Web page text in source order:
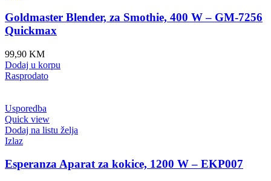
Goldmaster Blender, za Smothie, 400 W – GM-7256
Quickmax
99,90 KM
Dodaj u korpu
Rasprodato
Usporedba
Quick view
Dodaj na listu želja
Izlaz
Esperanza Aparat za kokice, 1200 W – EKP007